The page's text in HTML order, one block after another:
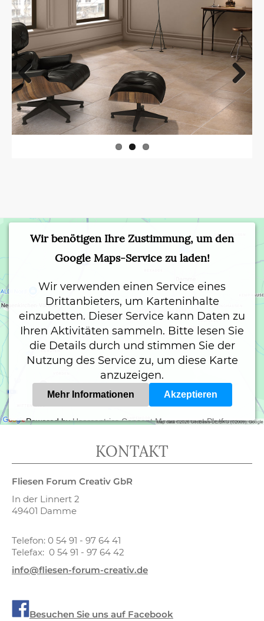
Previous Next
Wir benötigen Ihre Zustimmung, um den
Google Maps-Service zu laden!
Wir verwenden einen Service eines
Drittanbieters, um Karteninhalte
einzubetten. Dieser Service kann Daten zu
Ihren Aktivitäten sammeln. Bitte lesen Sie
die Details durch und stimmen Sie der
Nutzung des Service zu, um diese Karte
anzuzeigen.
Mehr Informationen Akzeptieren
Powered byUsercentrics Consent Management Platform
KONTAKT
Fliesen Forum Creativ GbR
In der Linnert 2
49401 Damme
Telefon: 0 54 91 - 97 64 41
Telefax: 0 54 91 - 97 64 42
info@fliesen-forum-creativ.de
Besuchen Sie uns auf Facebook